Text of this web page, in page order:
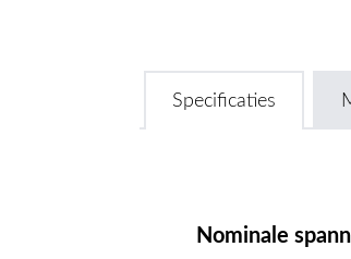
Specificaties
Nominale